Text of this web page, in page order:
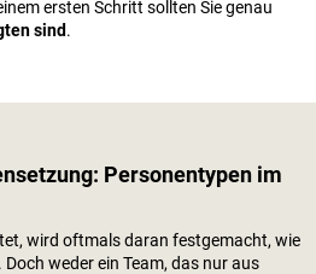
ersten Schritt sollten Sie genau
sind.
Personentypen im
wird oftmals daran festgemacht, wie
weder ein Team, das nur aus